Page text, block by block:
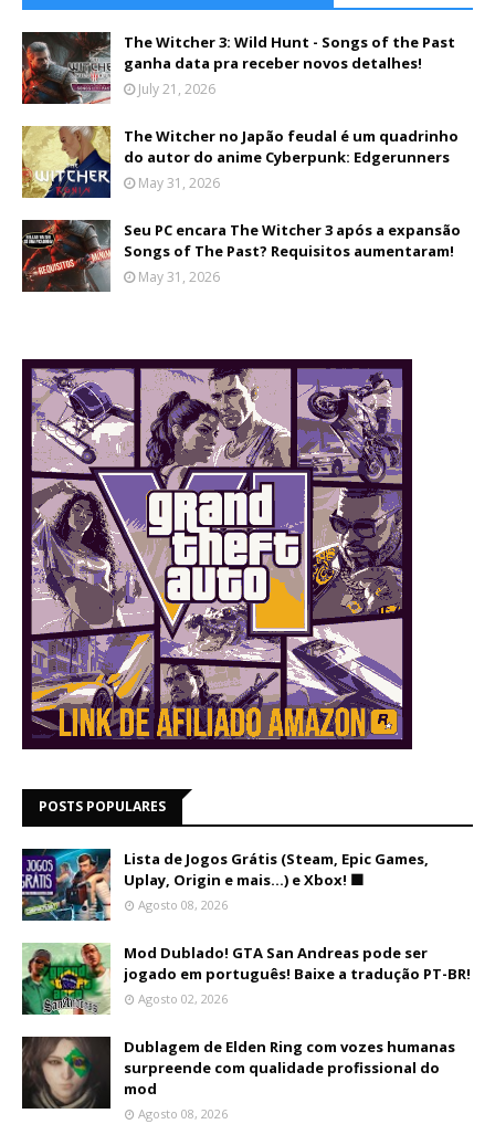
The Witcher 3: Wild Hunt - Songs of the Past
ganha data pra receber novos detalhes!
July 21, 2026
The Witcher no Japão feudal é um quadrinho
do autor do anime Cyberpunk: Edgerunners
May 31, 2026
Seu PC encara The Witcher 3 após a expansão
Songs of The Past? Requisitos aumentaram!
May 31, 2026
POSTS POPULARES
Lista de Jogos Grátis (Steam, Epic Games,
Uplay, Origin e mais...) e Xbox! 🟩
Agosto 08, 2026
Mod Dublado! GTA San Andreas pode ser
jogado em português! Baixe a tradução PT-BR!
Agosto 02, 2026
Dublagem de Elden Ring com vozes humanas
surpreende com qualidade profissional do
mod
Agosto 08, 2026